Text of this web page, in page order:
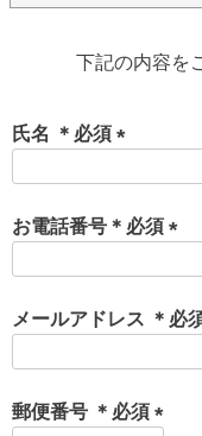
下記の内容を
氏名 ＊必須
須
お電話番号＊必須
須
メールアドレス ＊必
郵便番号 ＊必須